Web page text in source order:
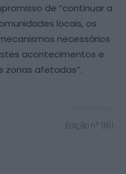
de “continuar a
locais, os
necessários
acontecimentos e
zonas afetadas”.
Edição nº 961